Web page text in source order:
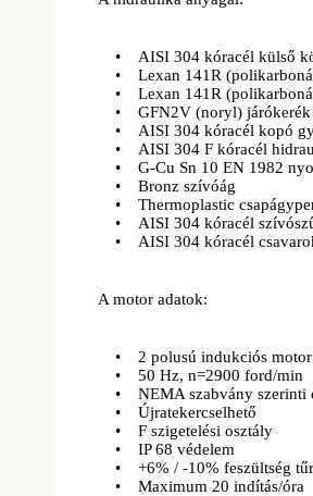
• AISI 304 kóracél külső
• Lexan 141R
• Lexan 141R
• GFN2V (noryl) járókerék
• AISI 304 kóracél kopó
• AISI 304 F kóracél
• G-Cu Sn 10 EN 1982
• Bronz szívóág
• Thermoplastic
• AISI 304 kóracél
• AISI 304 kóracél
A motor adatok:
• 2 polusú indukciós motor
• 50 Hz, n=2900 ford/min
• NEMA szabvány szerinti
• Újratekercselhető
• F szigetelési osztály
• IP 68 védelem
• +6% / -10% feszültség
• Maximum 20 indítás/óra